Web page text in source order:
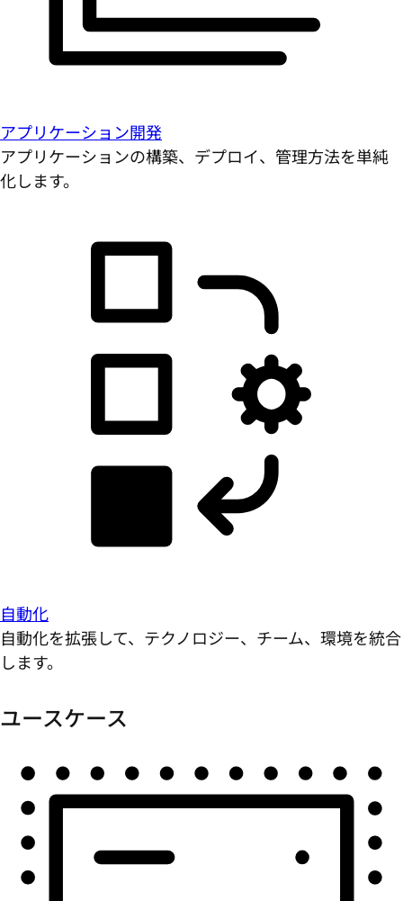
アプリケーション開発
アプリケーションの構築、デプロイ、管理方法を単純
化します。
自動化
自動化を拡張して、テクノロジー、チーム、環境を統合
します。
ユースケース